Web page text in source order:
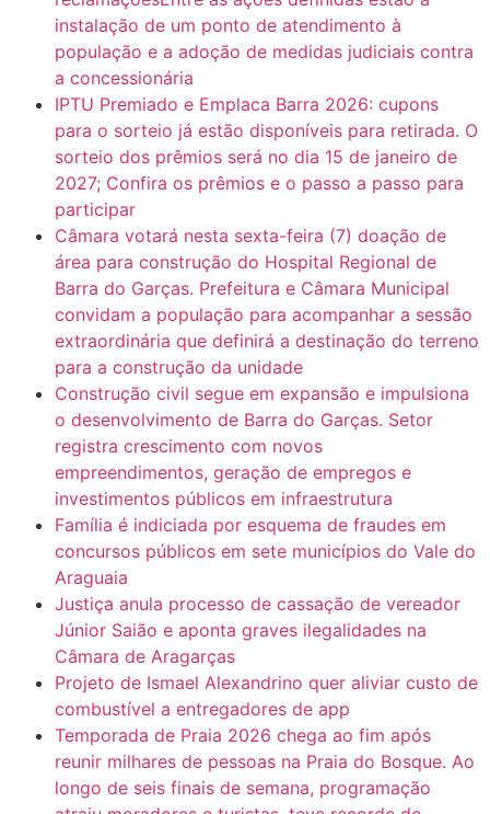
instalação de um ponto de atendimento à
população e a adoção de medidas judiciais contra
a concessionária
IPTU Premiado e Emplaca Barra 2026: cupons
para o sorteio já estão disponíveis para retirada. O
sorteio dos prêmios será no dia 15 de janeiro de
2027; Confira os prêmios e o passo a passo para
participar
Câmara votará nesta sexta-feira (7) doação de
área para construção do Hospital Regional de
Barra do Garças. Prefeitura e Câmara Municipal
convidam a população para acompanhar a sessão
extraordinária que definirá a destinação do terreno
para a construção da unidade
Construção civil segue em expansão e impulsiona
o desenvolvimento de Barra do Garças. Setor
registra crescimento com novos
empreendimentos, geração de empregos e
investimentos públicos em infraestrutura
Família é indiciada por esquema de fraudes em
concursos públicos em sete municípios do Vale do
Araguaia
Justiça anula processo de cassação de vereador
Júnior Saião e aponta graves ilegalidades na
Câmara de Aragarças
Projeto de Ismael Alexandrino quer aliviar custo de
combustível a entregadores de app
Temporada de Praia 2026 chega ao fim após
reunir milhares de pessoas na Praia do Bosque. Ao
longo de seis finais de semana, programação